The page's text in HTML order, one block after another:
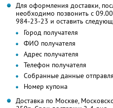
Для оформления доставки,
необходимо позвонить с
984-23-23 и оставить
Город получателя
ФИО получателя
Адрес получателя
Телефон получателя
Собранные данные
Номер купона
Доставка по Москве,